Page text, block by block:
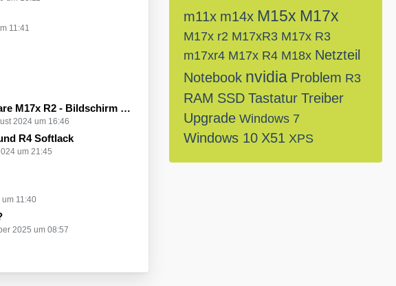
11:41
Bildschirm bleibt schwarz beim Start
2024 um 16:46
R4 Softlack
um 21:45
11:40
2025 um 08:57
m11x m14x M15x M17x
M17x r2 M17xR3 M17x R3
m17xr4 M17x R4 M18x Netzteil
Notebook nvidia Problem R3
RAM SSD Tastatur Treiber
Upgrade Windows 7
Windows 10 X51 XPS